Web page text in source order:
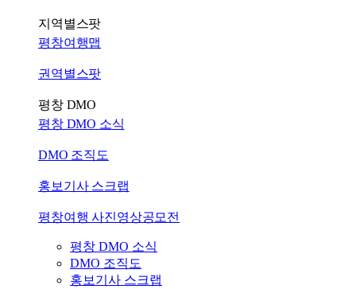
지역별스팟
평창여행맵
권역별스팟
평창 DMO
평창 DMO 소식
DMO 조직도
홍보기사 스크랩
평창여행 사진영상공모전
평창 DMO 소식
DMO 조직도
홍보기사 스크랩